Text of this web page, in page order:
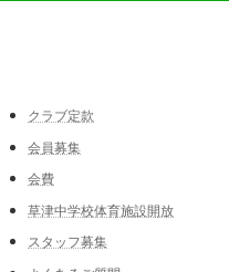
クラブ定款
会員募集
会費
草津中学校体育施設開放
スタッフ募集